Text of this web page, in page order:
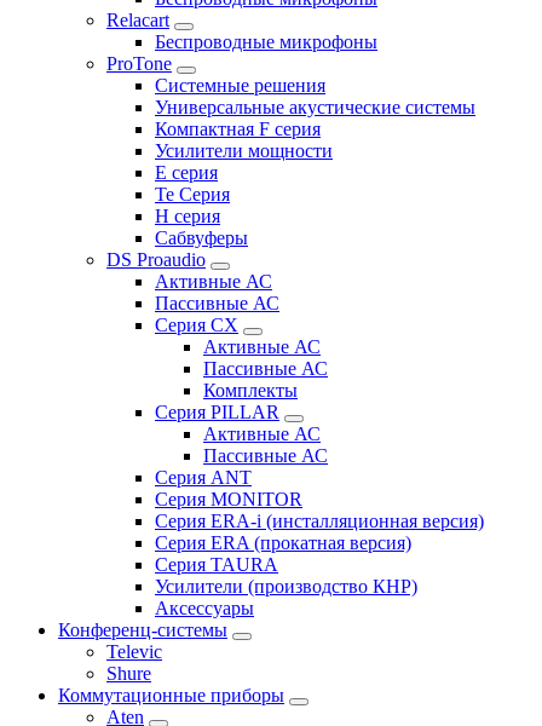
Relacart
Беспроводные микрофоны
ProTone
Системные решения
Универсальные акустические системы
Компактная F серия
Усилители мощности
E серия
Te Серия
H серия
Сабвуферы
DS Proaudio
Активные АС
Пассивные АС
Серия CX
Активные АС
Пассивные АС
Комплекты
Серия PILLAR
Активные АС
Пассивные АС
Серия ANT
Серия MONITOR
Серия ERA-i (инсталляционная версия)
Серия ERA (прокатная версия)
Серия TAURA
Усилители (производство КНР)
Аксессуары
Конференц-системы
Televic
Shure
Коммутационные приборы
Aten